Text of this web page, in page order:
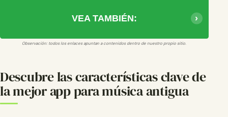
VEA TAMBIÉN:
Observación: todos los enlaces apuntan a contenidos dentro de nuestro propio sitio.
Descubre las características clave de
la mejor app para música antigua